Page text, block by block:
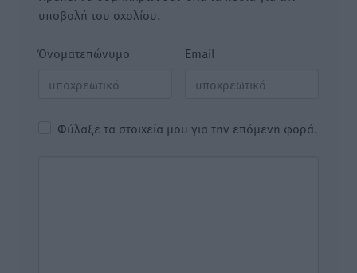
υποβολή του σχολίου.
Όνοματεπώνυμο Email
Φύλαξε τα στοιχεία μου για την επόμενη φορά.